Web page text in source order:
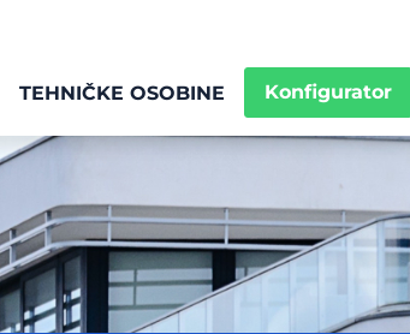
TEHNIČKE OSOBINE Konfigurator